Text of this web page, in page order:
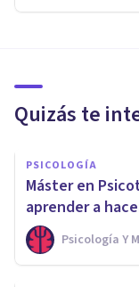
Quizás te
PSICOLOGÍA
Máster en
aprender a
Psicología Y